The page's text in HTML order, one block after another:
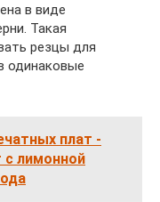
в виде
Такая
резцы для
одинаковые
плат -
с лимонной